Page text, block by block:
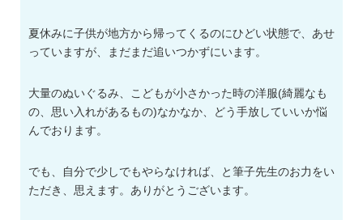
夏休みに子供が地方から帰ってくるのにひどい状態で、あせ
っていますが、まだまだ追いつかずにいます。
大量のぬいぐるみ、こどもが小さかった時の洋服(綺麗なも
の、思い入れがあるもの)なかなか、どう手放していいか悩
んでおります。
でも、自分で少しでもやらなければ、と筆子先生のお力をい
ただき、思えます。ありがとうございます。